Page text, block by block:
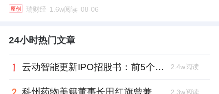
原创 瑞财经 1.6w阅读 08-06
24小时热门文章
云动智能更新IPO招股书：前5个月扭亏为盈，董事长李巍去年降薪近两成 2.4w阅读
2.3w阅读